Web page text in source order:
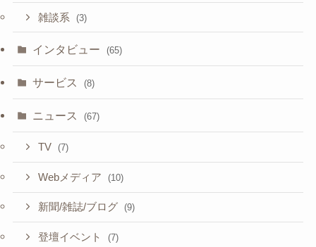
雑談系 (3)
インタビュー (65)
サービス (8)
ニュース (67)
TV (7)
Webメディア (10)
新聞/雑誌/ブログ (9)
登壇イベント (7)